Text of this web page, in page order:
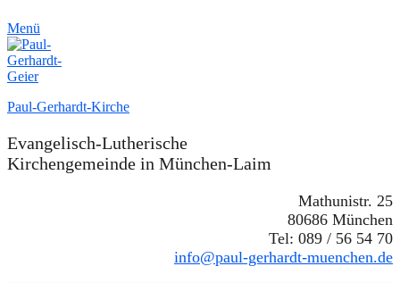
Menü
Paul-Gerhardt-Kirche
Evangelisch-Lutherische
Kirchengemeinde in München-Laim
Mathunistr. 25
80686 München
Tel: 089 / 56 54 70
info@paul-gerhardt-muenchen.de